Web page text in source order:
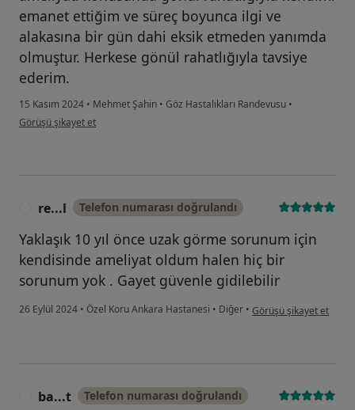
emanet ettiğim ve süreç boyunca ilgi ve
alakasına bir gün dahi eksik etmeden yanımda
olmuştur. Herkese gönül rahatlığıyla tavsiye
ederim.
15 Kasım 2024 • Mehmet Şahin • Göz Hastalıkları Randevusu •
kullanıcının görüşüne göre em...i
Görüşü şikayet et
re...l Telefon numarası doğrulandı
Yaklaşık 10 yıl önce uzak görme sorunum için
kendisinde ameliyat oldum halen hiç bir
sorunum yok . Gayet güvenle gidilebilir
26 Eylül 2024 • Özel Koru Ankara Hastanesi • Diğer • kullanıcının görüşüne
Görüşü şikayet et
ba...t Telefon numarası doğrulandı